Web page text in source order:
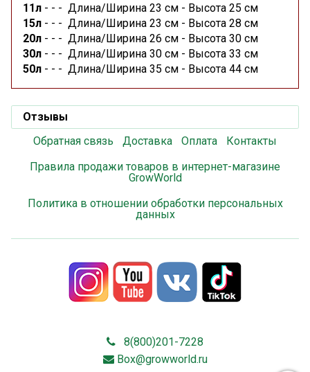
11л - - - Длина/Ширина 23 см - Высота 25 см
15л - - - Длина/Ширина 23 см - Высота 28 см
20л - - - Длина/Ширина 26 см - Высота 30 см
30л - - - Длина/Ширина 30 см - Высота 33 см
50л - - - Длина/Ширина 35 см - Высота 44 см
Отзывы
Обратная связь
Доставка Оплата
Контакты
Правила продажи товаров в интернет-магазине
GrowWorld
Политика в отношении обработки персональных
данных
8(800)201-7228
Box@growworld.ru